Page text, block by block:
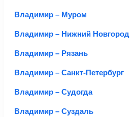
Владимир – Муром
Владимир – Нижний Новгород
Владимир – Рязань
Владимир – Санкт-Петербург
Владимир – Судогда
Владимир – Суздаль